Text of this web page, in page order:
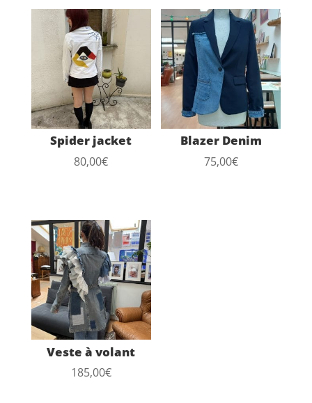
Spider jacket
80,00€
Blazer Denim
75,00€
Veste à volant
185,00€